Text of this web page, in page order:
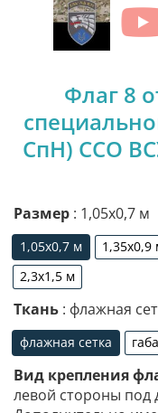
Флаг 8
СпН) ССО
Размер : 1,05х0,7 м
1,05х0,7 м
1,05х0,7 м
1,35х0,9
2,3х1,5 м
2,3х1,5 м
Ткань : флажная
флажная сетка
флажная сетка
Вид крепления
левой стороны под